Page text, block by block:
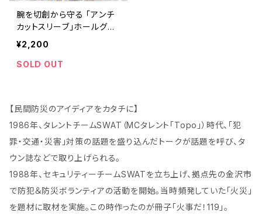
腕を切創から守る 「アンチ
カットスリーブ」ホールグリ
ップタイプ | 危機管理ブラン
ド民間防災（防人司）
¥2,200
SOLD OUT
【民間防災のアイディアをカタチに】
1986年、タレントチームSWAT（MCタレント「Topo」）時代、「犯
罪・交通・災害」対策の話題を盛り込んだトークが話題を呼び、タ
ウン誌などで取り上げられる。
1988年、セキュリティーチームSWATを立ち上げ、拠点先の金沢市
で防犯＆防災ボランティアの活動を開始。当時頻発していた「火災」
を題材に取材を実施。この時作ったのが冊子「火事だ！119」。